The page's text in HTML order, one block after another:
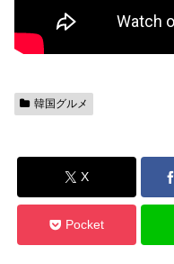
韓国グルメ
X
Pocket